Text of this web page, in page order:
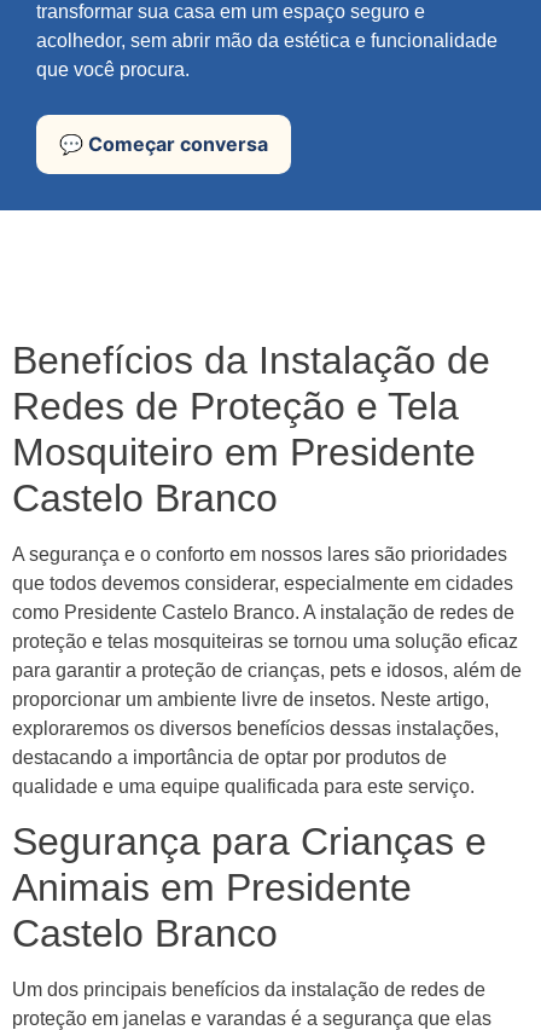
transformar sua casa em um espaço seguro e
acolhedor, sem abrir mão da estética e funcionalidade
que você procura.
💬 Começar conversa
Benefícios da Instalação de
Redes de Proteção e Tela
Mosquiteiro em Presidente
Castelo Branco
A segurança e o conforto em nossos lares são prioridades
que todos devemos considerar, especialmente em cidades
como Presidente Castelo Branco. A instalação de redes de
proteção e telas mosquiteiras se tornou uma solução eficaz
para garantir a proteção de crianças, pets e idosos, além de
proporcionar um ambiente livre de insetos. Neste artigo,
exploraremos os diversos benefícios dessas instalações,
destacando a importância de optar por produtos de
qualidade e uma equipe qualificada para este serviço.
Segurança para Crianças e
Animais em Presidente
Castelo Branco
Um dos principais benefícios da instalação de redes de
proteção em janelas e varandas é a segurança que elas